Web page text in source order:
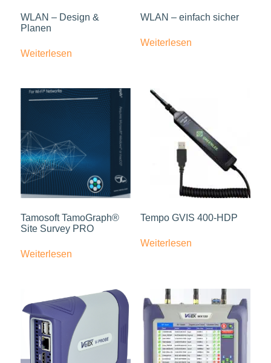
WLAN – Design &
Planen
Weiterlesen
WLAN – einfach sicher
Weiterlesen
Tamosoft TamoGraph®
Site Survey PRO
Weiterlesen
Tempo GVIS 400-HDP
Weiterlesen